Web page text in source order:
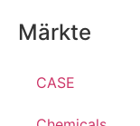
Märkte
CASE